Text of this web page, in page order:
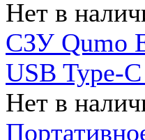
Нет в
СЗУ Qumo
USB Type-
Нет в